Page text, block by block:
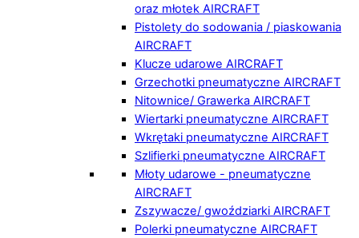
oraz młotek AIRCRAFT
Pistolety do sodowania / piaskowania
AIRCRAFT
Klucze udarowe AIRCRAFT
Grzechotki pneumatyczne AIRCRAFT
Nitownice/ Grawerka AIRCRAFT
Wiertarki pneumatyczne AIRCRAFT
Wkrętaki pneumatyczne AIRCRAFT
Szlifierki pneumatyczne AIRCRAFT
Młoty udarowe - pneumatyczne
AIRCRAFT
Zszywacze/ gwoździarki AIRCRAFT
Polerki pneumatyczne AIRCRAFT